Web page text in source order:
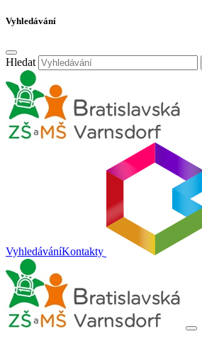
Vyhledávání
Hledat
VyhledáváníKontakty